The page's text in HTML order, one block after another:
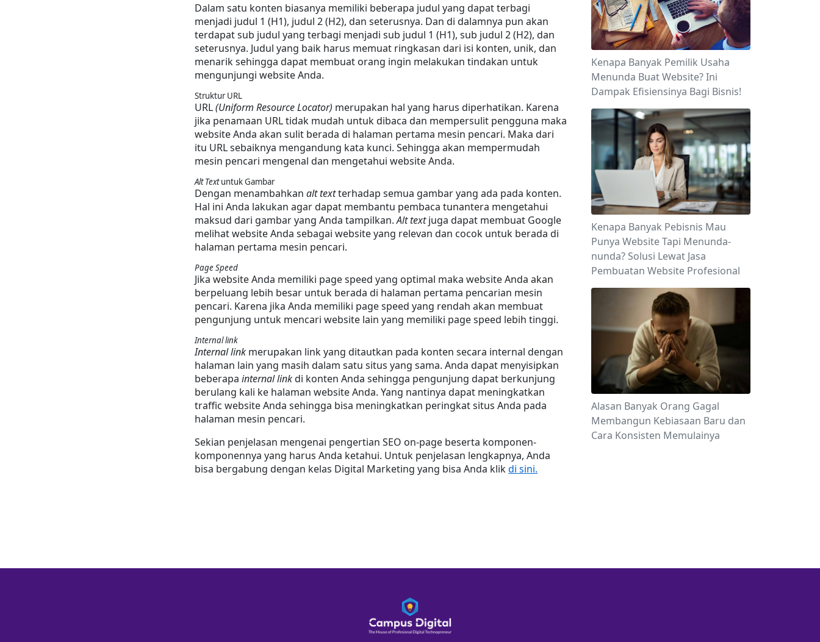
Dalam satu konten biasanya memiliki beberapa judul yang dapat terbagi
menjadi judul 1 (H1), judul 2 (H2), dan seterusnya. Dan di dalamnya pun akan
terdapat sub judul yang terbagi menjadi sub judul 1 (H1), sub judul 2 (H2), dan
seterusnya. Judul yang baik harus memuat ringkasan dari isi konten, unik, dan
menarik sehingga dapat membuat orang ingin melakukan tindakan untuk
mengunjungi website Anda.
Struktur URL
URL (Uniform Resource Locator) merupakan hal yang harus diperhatikan. Karena
jika penamaan URL tidak mudah untuk dibaca dan mempersulit pengguna maka
website Anda akan sulit berada di halaman pertama mesin pencari. Maka dari
itu URL sebaiknya mengandung kata kunci. Sehingga akan mempermudah
mesin pencari mengenal dan mengetahui website Anda.
Alt Text untuk Gambar
Dengan menambahkan alt text terhadap semua gambar yang ada pada konten.
Hal ini Anda lakukan agar dapat membantu pembaca tunantera mengetahui
maksud dari gambar yang Anda tampilkan. Alt text juga dapat membuat Google
melihat website Anda sebagai website yang relevan dan cocok untuk berada di
halaman pertama mesin pencari.
Page Speed
Jika website Anda memiliki page speed yang optimal maka website Anda akan
berpeluang lebih besar untuk berada di halaman pertama pencarian mesin
pencari. Karena jika Anda memiliki page speed yang rendah akan membuat
pengunjung untuk mencari website lain yang memiliki page speed lebih tinggi.
Internal link
Internal link merupakan link yang ditautkan pada konten secara internal dengan
halaman lain yang masih dalam satu situs yang sama. Anda dapat menyisipkan
beberapa internal link di konten Anda sehingga pengunjung dapat berkunjung
berulang kali ke halaman website Anda. Yang nantinya dapat meningkatkan
traffic website Anda sehingga bisa meningkatkan peringkat situs Anda pada
halaman mesin pencari.
Sekian penjelasan mengenai pengertian SEO on-page beserta komponen-
komponennya yang harus Anda ketahui. Untuk penjelasan lengkapnya, Anda
bisa bergabung dengan kelas Digital Marketing yang bisa Anda klik di sini.
Kenapa Banyak Pemilik Usaha
Menunda Buat Website? Ini
Dampak Efisiensinya Bagi Bisnis!
Kenapa Banyak Pebisnis Mau
Punya Website Tapi Menunda-
nunda? Solusi Lewat Jasa
Pembuatan Website Profesional
Alasan Banyak Orang Gagal
Membangun Kebiasaan Baru dan
Cara Konsisten Memulainya